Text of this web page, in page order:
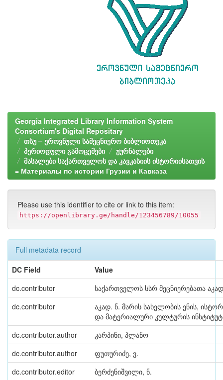
Georgia Integrated Library Information System
Consortium's Digital Repositary
თსუ – ეროვნული სამეცნიერო ბიბლიოთეკა
პერიოდული გამოცემები
ჟურნალები
მასალები საქართველოს და კავკასიის ისტორიისათვის
= Материалы по истории Грузии и Кавказа
Please use this identifier to cite or link to this item:
https://openlibrary.ge/handle/123456789/10055
Full metadata record
DC Field
Value
dc.contributor
საქართველოს სსრ მეცნიერებათა
dc.contributor
აკად. ნ. მარის სახელობის ენის,
და მატერიალური კულტურის
dc.contributor.author
კარპინი, პლანო
dc.contributor.author
ფუთურიძე, ვ.
dc.contributor.editor
ბერძენიშვილი, ნ.